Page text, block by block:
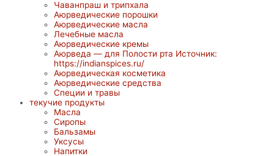
Чаванпраш и трипхала
Аюрведические порошки
Аюрведические масла
Лечебные масла
Аюрведические кремы
Аюрведа — для Полости рта Источник:
https://indianspices.ru/
Аюрведическая косметика
Аюрведические средства
Специи и травы
текучие продукты
Масла
Сиропы
Бальзамы
Уксусы
Напитки